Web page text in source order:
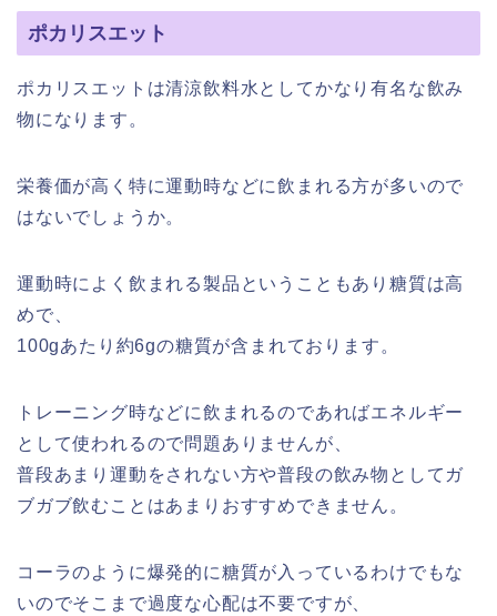
ポカリスエット
ポカリスエットは清涼飲料水としてかなり有名な飲み
物になります。
栄養価が高く特に運動時などに飲まれる方が多いので
はないでしょうか。
運動時によく飲まれる製品ということもあり糖質は高
めで、
100gあたり約6gの糖質が含まれております。
トレーニング時などに飲まれるのであればエネルギー
として使われるので問題ありませんが、
普段あまり運動をされない方や普段の飲み物としてガ
ブガブ飲むことはあまりおすすめできません。
コーラのように爆発的に糖質が入っているわけでもな
いのでそこまで過度な心配は不要ですが、